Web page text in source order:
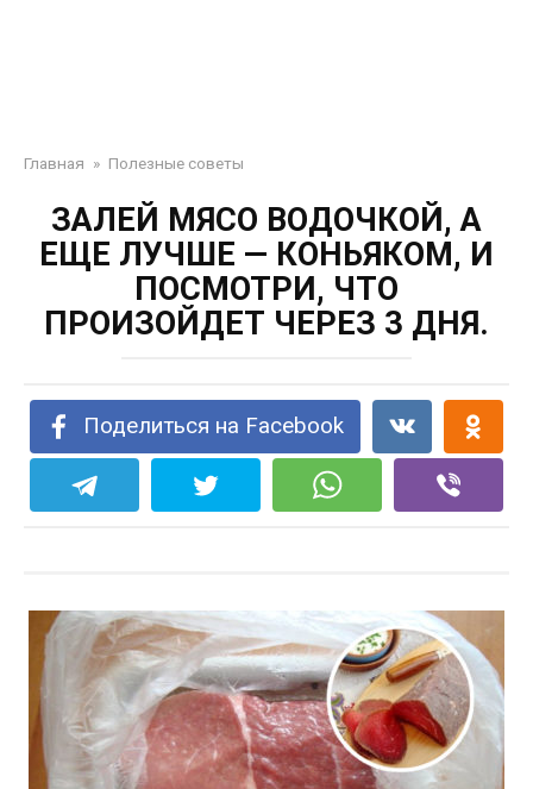
Главная » Полезные советы
ЗАЛЕЙ МЯСО ВОДОЧКОЙ, А
ЕЩЕ ЛУЧШЕ — КОНЬЯКОМ, И
ПОСМОТРИ, ЧТО
ПРОИЗОЙДЕТ ЧЕРЕЗ 3 ДНЯ.
Поделиться на Facebook